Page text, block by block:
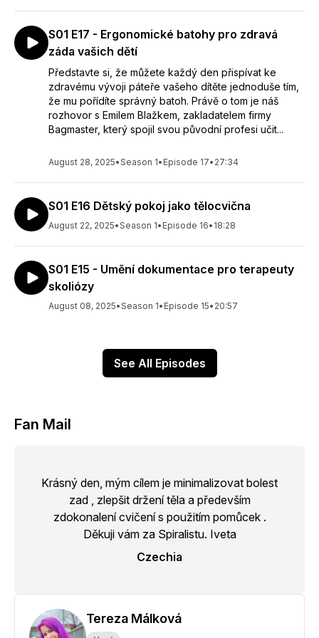
nápravě onemocnění páteře a odstranění bolestí spojených
se špatným pohybovým aparátem.
S01 E17 - Ergonomické batohy pro zdravá
záda vašich dětí
Představte si, že můžete každý den přispívat ke
zdravému vývoji páteře vašeho dítěte jednoduše tím,
že mu pořídíte správný batoh. Právě o tom je náš
rozhovor s Emilem Blažkem, zakladatelem firmy
Bagmaster, který spojil svou původní profesi učit...
August 28, 2025•Season 1• Episode 17• 27:34
S01 E16 Dětský pokoj jako tělocvična
August 22, 2025•Season 1• Episode 16• 18:28
S01 E15 - Umění dokumentace pro terapeuty
skoliózy
August 08, 2025•Season 1• Episode 15• 20:57
See All Episodes
Fan Mail
Krásný den, mým cílem je minimalizovat bolest
zad , zlepšit držení těla a především
zdokonalení cvičení s použitím pomůcek .
Děkuji vám za Spiralistu. Iveta
Czechia
Tereza Málková